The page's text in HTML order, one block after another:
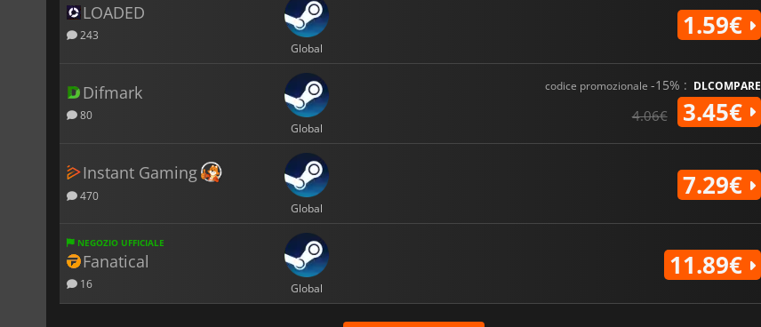
LOADED
243
Global
1.59€
Difmark
80
Global
codice promozionale -15% : DLCOMPARE
4.06€ 3.45€
Instant Gaming
470
Global
7.29€
NEGOZIO UFFICIALE
Fanatical
16 Global
11.89€